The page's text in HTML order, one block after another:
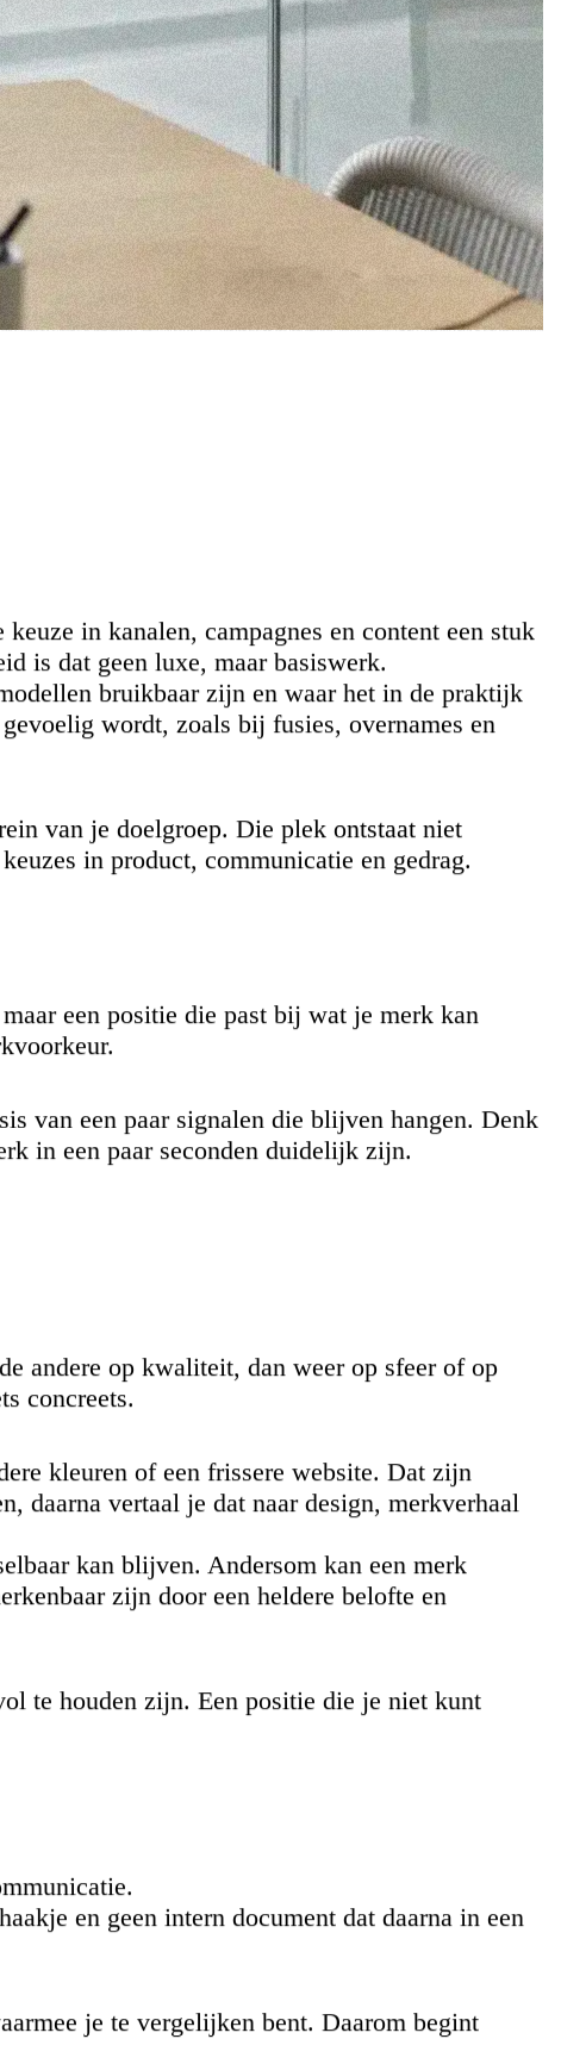
in kanalen, campagnes en content een stuk
is dat geen luxe, maar basiswerk.
bruikbaar zijn en waar het in de praktijk
wordt, zoals bij fusies, overnames en
van je doelgroep. Die plek ontstaat niet
in product, communicatie en gedrag.
een positie die past bij wat je merk kan
van een paar signalen die blijven hangen. Denk
in een paar seconden duidelijk zijn.
andere op kwaliteit, dan weer op sfeer of op
concreets.
kleuren of een frissere website. Dat zijn
daarna vertaal je dat naar design, merkverhaal
kan blijven. Andersom kan een merk
zijn door een heldere belofte en
te houden zijn. Een positie die je niet kunt
en geen intern document dat daarna in een
je te vergelijken bent. Daarom begint